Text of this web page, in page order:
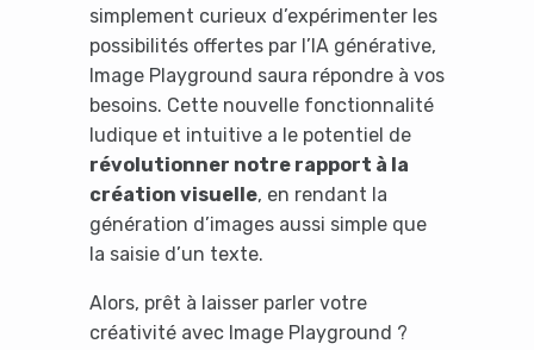
simplement curieux d’expérimenter les
possibilités offertes par l’IA générative,
Image Playground saura répondre à vos
besoins. Cette nouvelle fonctionnalité
ludique et intuitive a le potentiel de
révolutionner notre rapport à la
création visuelle, en rendant la
génération d’images aussi simple que
la saisie d’un texte.
Alors, prêt à laisser parler votre
créativité avec Image Playground ?
It looks like you're
using an ad-blocker!